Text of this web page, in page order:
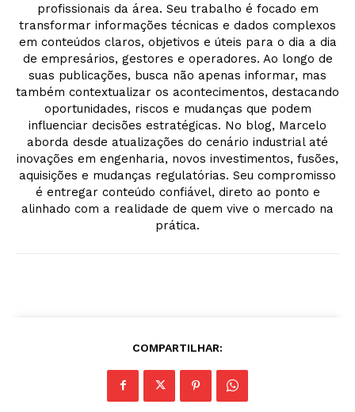
profissionais da área. Seu trabalho é focado em
transformar informações técnicas e dados complexos
em conteúdos claros, objetivos e úteis para o dia a dia
de empresários, gestores e operadores. Ao longo de
suas publicações, busca não apenas informar, mas
também contextualizar os acontecimentos, destacando
oportunidades, riscos e mudanças que podem
influenciar decisões estratégicas. No blog, Marcelo
aborda desde atualizações do cenário industrial até
inovações em engenharia, novos investimentos, fusões,
aquisições e mudanças regulatórias. Seu compromisso
é entregar conteúdo confiável, direto ao ponto e
alinhado com a realidade de quem vive o mercado na
prática.
COMPARTILHAR: